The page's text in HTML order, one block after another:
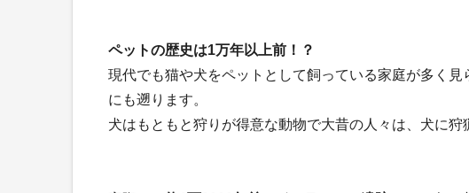
ペットの歴史は1万年以上前！？
現代でも猫や犬をペットとして飼っている家庭が多く
にも遡ります。
犬はもともと狩りが得意な動物で大昔の人々は、犬に